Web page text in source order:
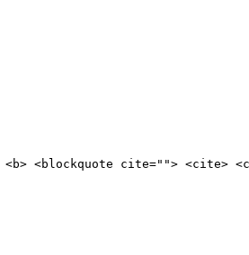
<blockquote cite=""> <cite>